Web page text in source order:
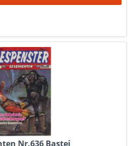
Nr.636 Bastei